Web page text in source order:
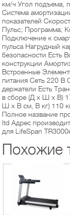
км/ч Угол подъема,
Система
показателей
Пульс; Программа;
Подключение к
пульса Нагрудный
безопасности Есть
конструкции
Встроенные
питания Сеть 220 В
держатели Есть
в сборе (Д x Ш x В)
Ш x В см, В кг) 110
Полное название
ltd Адрес
для LifeSpan
Похожие